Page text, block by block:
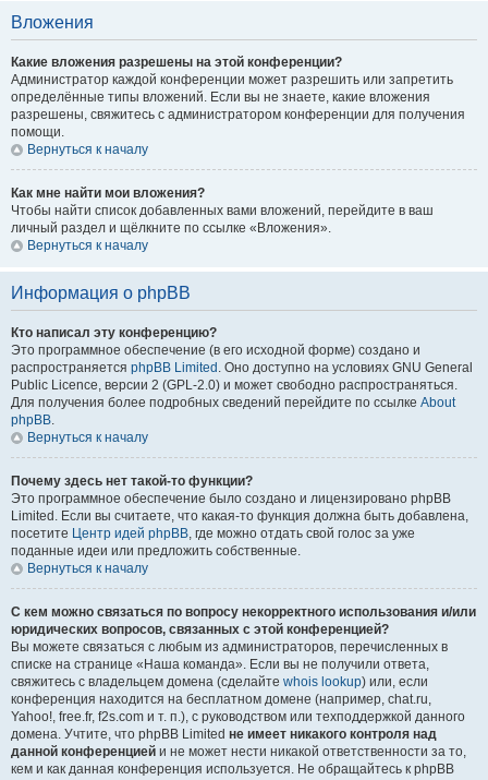
Вложения
Какие вложения разрешены на этой конференции?
Администратор каждой конференции может разрешить или запретить
определённые типы вложений. Если вы не знаете, какие вложения
разрешены, свяжитесь с администратором конференции для получения
помощи.
Вернуться к началу
Как мне найти мои вложения?
Чтобы найти список добавленных вами вложений, перейдите в ваш
личный раздел и щёлкните по ссылке «Вложения».
Вернуться к началу
Информация о phpBB
Кто написал эту конференцию?
Это программное обеспечение (в его исходной форме) создано и
распространяется phpBB Limited . Оно доступно на условиях GNU General
Public Licence, версии 2 (GPL-2.0) и может свободно распространяться.
Для получения более подробных сведений перейдите по ссылке About
phpBB.
Вернуться к началу
Почему здесь нет такой-то функции?
Это программное обеспечение было создано и лицензировано phpBB
Limited. Если вы считаете, что какая-то функция должна быть добавлена,
посетите Центр идей phpBB, где можно отдать свой голос за уже
поданные идеи или предложить собственные.
Вернуться к началу
С кем можно связаться по вопросу некорректного использования и/или
юридических вопросов, связанных с этой конференцией?
Вы можете связаться с любым из администраторов, перечисленных в
списке на странице «Наша команда». Если вы не получили ответа,
свяжитесь с владельцем домена (сделайте whois lookup) или, если
конференция находится на бесплатном домене (например, chat.ru,
Yahoo!, free.fr, f2s.com и т. п.), с руководством или техподдержкой данного
домена. Учтите, что phpBB Limited не имеет никакого контроля над
данной конференцией и не может нести никакой ответственности за то,
кем и как данная конференция используется. Не обращайтесь к phpBB